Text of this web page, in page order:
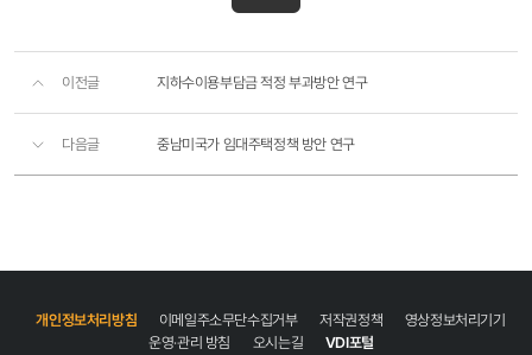
이전글 지하수이용부담금 적정 부과방안 연구
다음글 중남미국가 임대주택정책 방안 연구
개인정보처리방침 이메일주소무단수집거부 저작권정책
영상정보처리기기
운영·관리 방침
오시는길 VDI포털